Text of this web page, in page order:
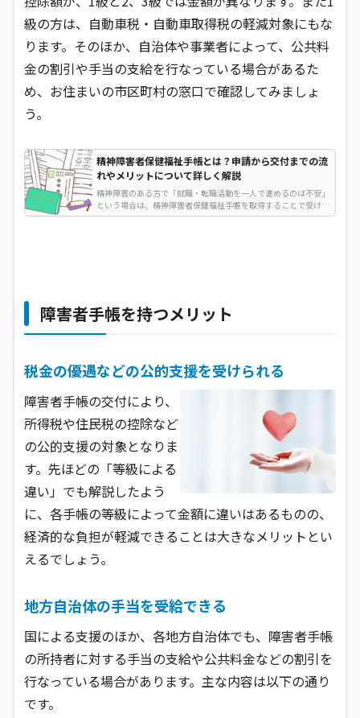
級の方は、自動車税・自動車取得税の軽減対象にもな
ります。そのほか、自治体や事業者によって、公共料
金の割引や手当の支給を行なっている場合があるた
め、お住まいの市区町村の窓口で確認してみましょ
う。
精神障害者保健福祉手帳とは？申請から交付までの流
れやメリットについて詳しく解説
精神障害のある方で「就職・転職活動を一人で進めるのは不安」
という場合は、精神障害者保健福祉手帳を取得することで受けら
れるサービスやサポートを活用する方法があります…
障害者手帳を持つメリット
税金の優遇などの公的支援を受けられる
障害者手帳の交付により、
所得税や住民税の控除など
の公的支援の対象となりま
す。先ほどの「等級による
違い」でも解説したよう
に、各手帳の等級によって金額に違いはあるものの、
経済的な負担が軽減できることは大きなメリットとい
えるでしょう。
地方自治体の手当を受給できる
国による支援のほか、各地方自治体でも、障害者手帳
の所持者に対する手当の支給や公共料金などの割引を
行なっている場合があります。主な内容は以下の通り
です。